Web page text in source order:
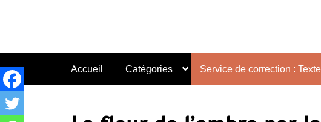
Accueil Catégories Service de correction :